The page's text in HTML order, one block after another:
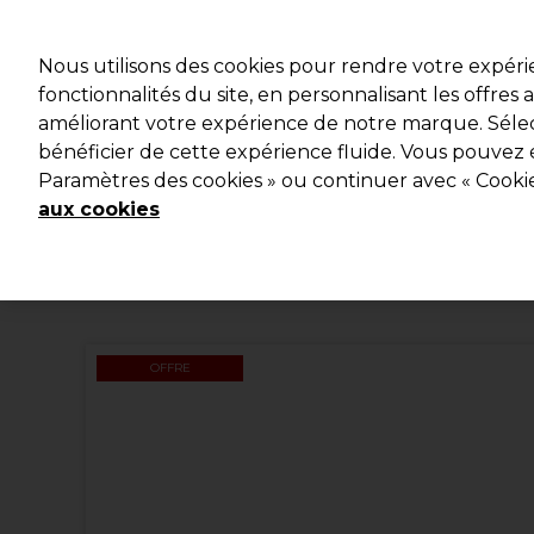
Marques Bons plans Coiffure Electro et Matériel
Livraison et délais
OFFRE
Nous utilisons des cookies pour rendre votre
fonctionnalités du site, en personnalisant les offres
améliorant votre expérience de notre marque.
bénéficier de cette expérience fluide. Vous
Paramètres des cookies » ou continuer avec «
aux cookies